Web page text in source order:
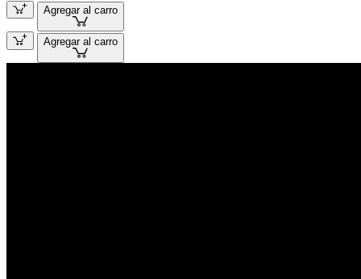
Agregar al carro
Agregar al carro